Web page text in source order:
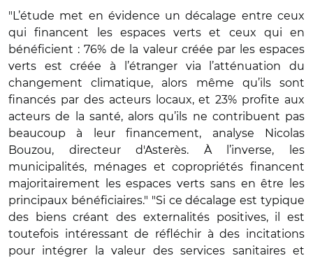
"L’étude met en évidence un décalage entre ceux
qui financent les espaces verts et ceux qui en
bénéficient : 76% de la valeur créée par les espaces
verts est créée à l’étranger via l’atténuation du
changement climatique, alors même qu’ils sont
financés par des acteurs locaux, et 23% profite aux
acteurs de la santé, alors qu’ils ne contribuent pas
beaucoup à leur financement, analyse Nicolas
Bouzou, directeur d'Asterès. À l’inverse, les
municipalités, ménages et copropriétés financent
majoritairement les espaces verts sans en être les
principaux bénéficiaires." "Si ce décalage est typique
des biens créant des externalités positives, il est
toutefois intéressant de réfléchir à des incitations
pour intégrer la valeur des services sanitaires et